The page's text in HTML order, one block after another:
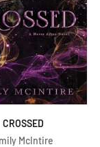
CROSSED
McIntire